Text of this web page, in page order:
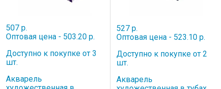
507 р.
Оптовая цена - 503.20 р.
Доступно к покупке от 3
шт.
Акварель
527 р.
Оптовая цена - 523.10 р.
Доступно к покупке от 2
шт.
Акварель